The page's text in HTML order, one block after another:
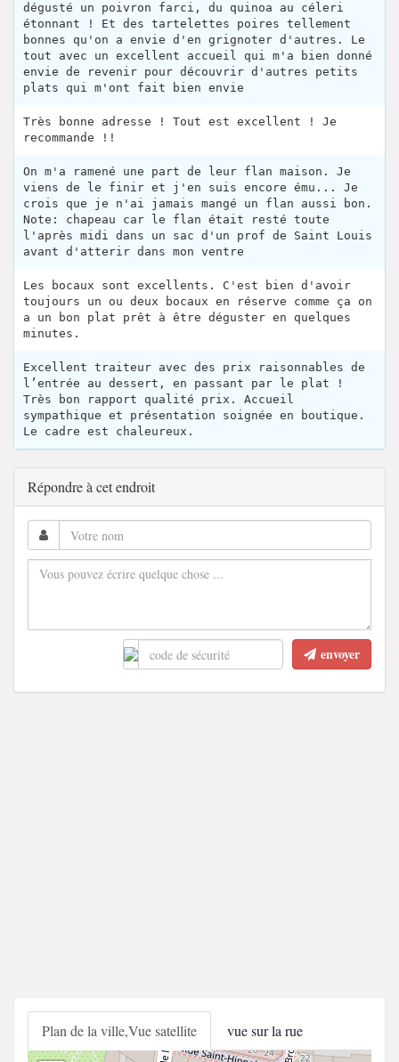
dégusté un poivron farci, du quinoa au céleri
étonnant ! Et des tartelettes poires tellement
bonnes qu'on a envie d'en grignoter d'autres. Le
tout avec un excellent accueil qui m'a bien donné
envie de revenir pour découvrir d'autres petits
plats qui m'ont fait bien envie
Très bonne adresse ! Tout est excellent ! Je
recommande !!
On m'a ramené une part de leur flan maison. Je
viens de le finir et j'en suis encore ému... Je
crois que je n'ai jamais mangé un flan aussi bon.
Note: chapeau car le flan était resté toute
l'après midi dans un sac d'un prof de Saint Louis
avant d'atterir dans mon ventre
Les bocaux sont excellents. C'est bien d'avoir
toujours un ou deux bocaux en réserve comme ça on
a un bon plat prêt à être déguster en quelques
minutes.
Excellent traiteur avec des prix raisonnables de
l’entrée au dessert, en passant par le plat !
Très bon rapport qualité prix. Accueil
sympathique et présentation soignée en boutique.
Le cadre est chaleureux.
Répondre à cet endroit
envoyer
Plan de la ville,Vue satellite vue sur la rue